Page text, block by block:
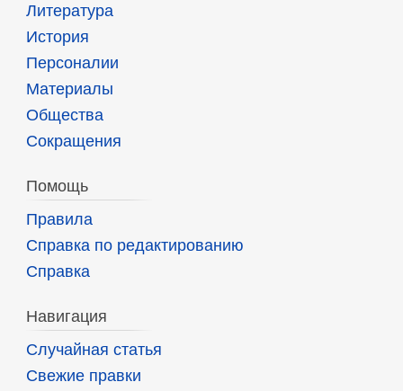
Литература
История
Персоналии
Материалы
Общества
Сокращения
Помощь
Правила
Справка по редактированию
Справка
Навигация
Случайная статья
Свежие правки